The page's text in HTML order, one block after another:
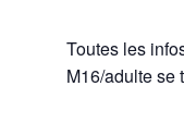
Toutes les
M16/adulte se